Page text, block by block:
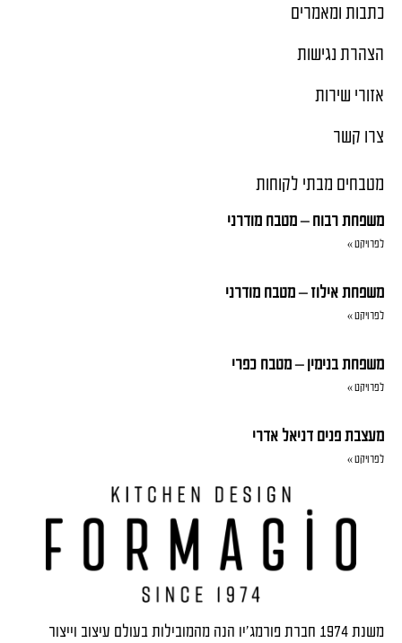
כתבות ומאמרים
הצהרת נגישות
אזורי שירות
צרו קשר
מטבחים מבתי לקוחות
משפחת רבוח – מטבח מודרני
לפרויקט »
משפחת אילוז – מטבח מודרני
לפרויקט »
משפחת בנימין – מטבח כפרי
לפרויקט »
מעצבת פנים דניאל אדרי
לפרויקט »
משנת 1974 חברת פורמג'יו הנה מהמובילות בעולם עיצוב וייצור